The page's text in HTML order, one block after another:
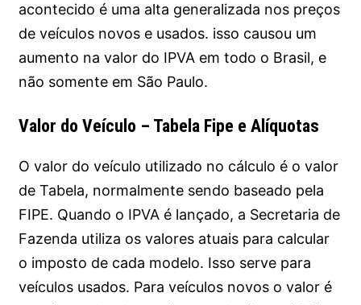
acontecido é uma alta generalizada nos preços
de veículos novos e usados. isso causou um
aumento na valor do IPVA em todo o Brasil, e
não somente em São Paulo.
Valor do Veículo – Tabela Fipe e Alíquotas
O valor do veículo utilizado no cálculo é o valor
de Tabela, normalmente sendo baseado pela
FIPE. Quando o IPVA é lançado, a Secretaria de
Fazenda utiliza os valores atuais para calcular
o imposto de cada modelo. Isso serve para
veículos usados. Para veículos novos o valor é